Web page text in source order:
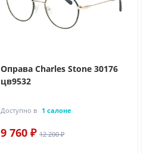
Оправа Charles Stone 30176
цв9532
Доступно в 1 салоне
9 760 ₽ 12 200 ₽